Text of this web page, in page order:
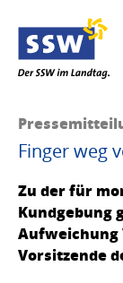
Finger weg
Zu der für
Kundgebung
Aufweichung
Vorsitzende